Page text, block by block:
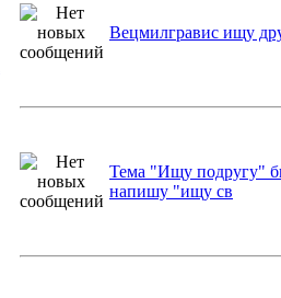
Вецмилгравис ищу
Тема "Ищу подругу"
напишу "ищу св